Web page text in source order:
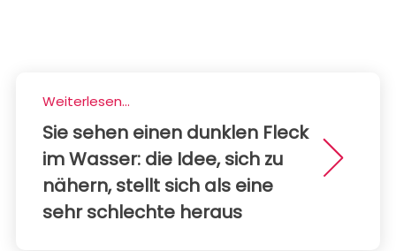
Weiterlesen...
Sie sehen einen dunklen Fleck
im Wasser: die Idee, sich zu
nähern, stellt sich als eine
sehr schlechte heraus